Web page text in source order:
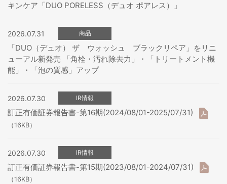
キンケア「DUO PORELESS（デュオ ポアレス）」
2026.07.31 商品
「DUO（デュオ） ザ ウォッシュ ブラックリペア」をリニ
ューアル新発売 「角栓・汚れ除去力」・「トリートメント機
能」・「泡の質感」アップ
2026.07.30 IR情報
訂正有価証券報告書-第16期(2024/08/01-2025/07/31)
（16KB）
2026.07.30 IR情報
訂正有価証券報告書-第15期(2023/08/01-2024/07/31)
（16KB）